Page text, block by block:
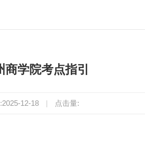
学院考点指引
12-18 | 点击量: